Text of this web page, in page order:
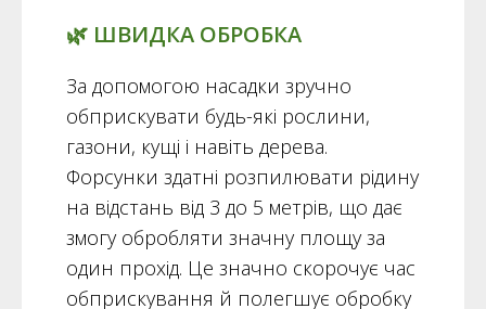
🌿 ШВИДКА ОБРОБКА
За допомогою насадки зручно
обприскувати будь-які рослини,
газони, кущі і навіть дерева.
Форсунки здатні розпилювати рідину
на відстань від 3 до 5 метрів, що дає
змогу обробляти значну площу за
один прохід. Це значно скорочує час
обприскування й полегшує обробку